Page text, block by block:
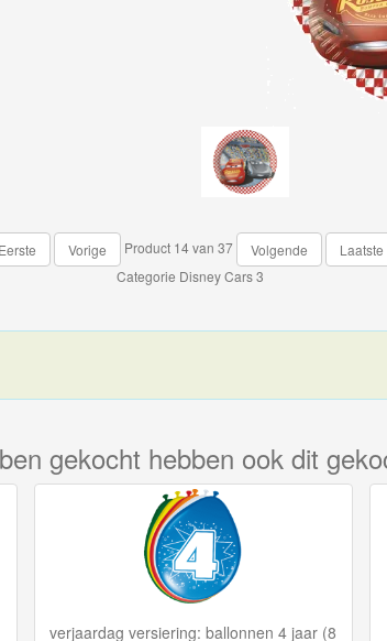
Eerste
Vorige Product 14 van 37 Volgende
Laatste
Categorie Disney Cars 3
gekocht hebben ook dit
verjaardag versiering: ballonnen 4 jaar (8